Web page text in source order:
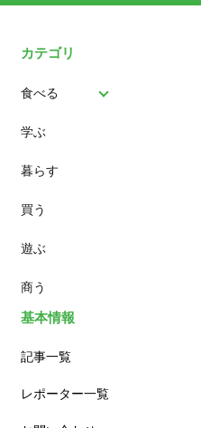
カテゴリ
食べる
パン
スイーツ
ランチ
カフェ
学ぶ
暮らす
買う
遊ぶ
商う
基本情報
記事一覧
レポーター一覧